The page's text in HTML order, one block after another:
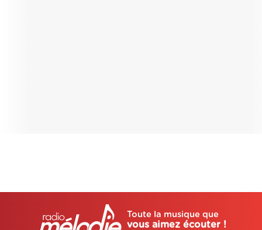
Toute la musique que
vous aimez écouter !